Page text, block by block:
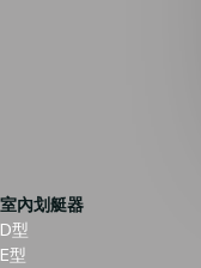
室內划艇器
D型
E型